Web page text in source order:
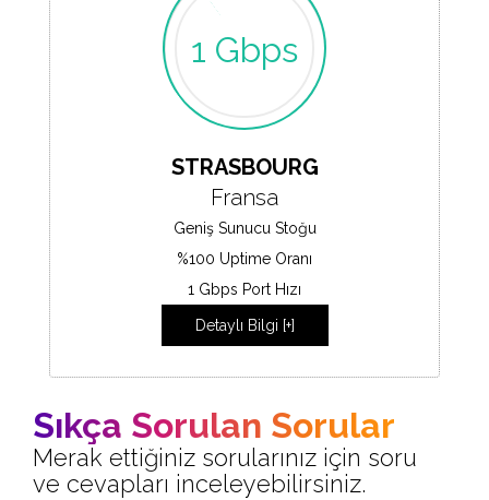
1 Gbps
STRASBOURG
Fransa
Geniş Sunucu Stoğu
%100 Uptime Oranı
1 Gbps Port Hızı
Detaylı Bilgi [+]
Sıkça Sorulan Sorular
Merak ettiğiniz sorularınız için soru
ve cevapları inceleyebilirsiniz.